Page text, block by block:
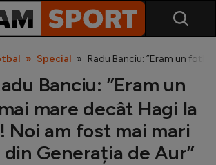
Special Radu Banciu: ”Eram un
Banciu: ”Eram un
mare decât Hagi la
Noi am fost mai mari
Generația de Aur”